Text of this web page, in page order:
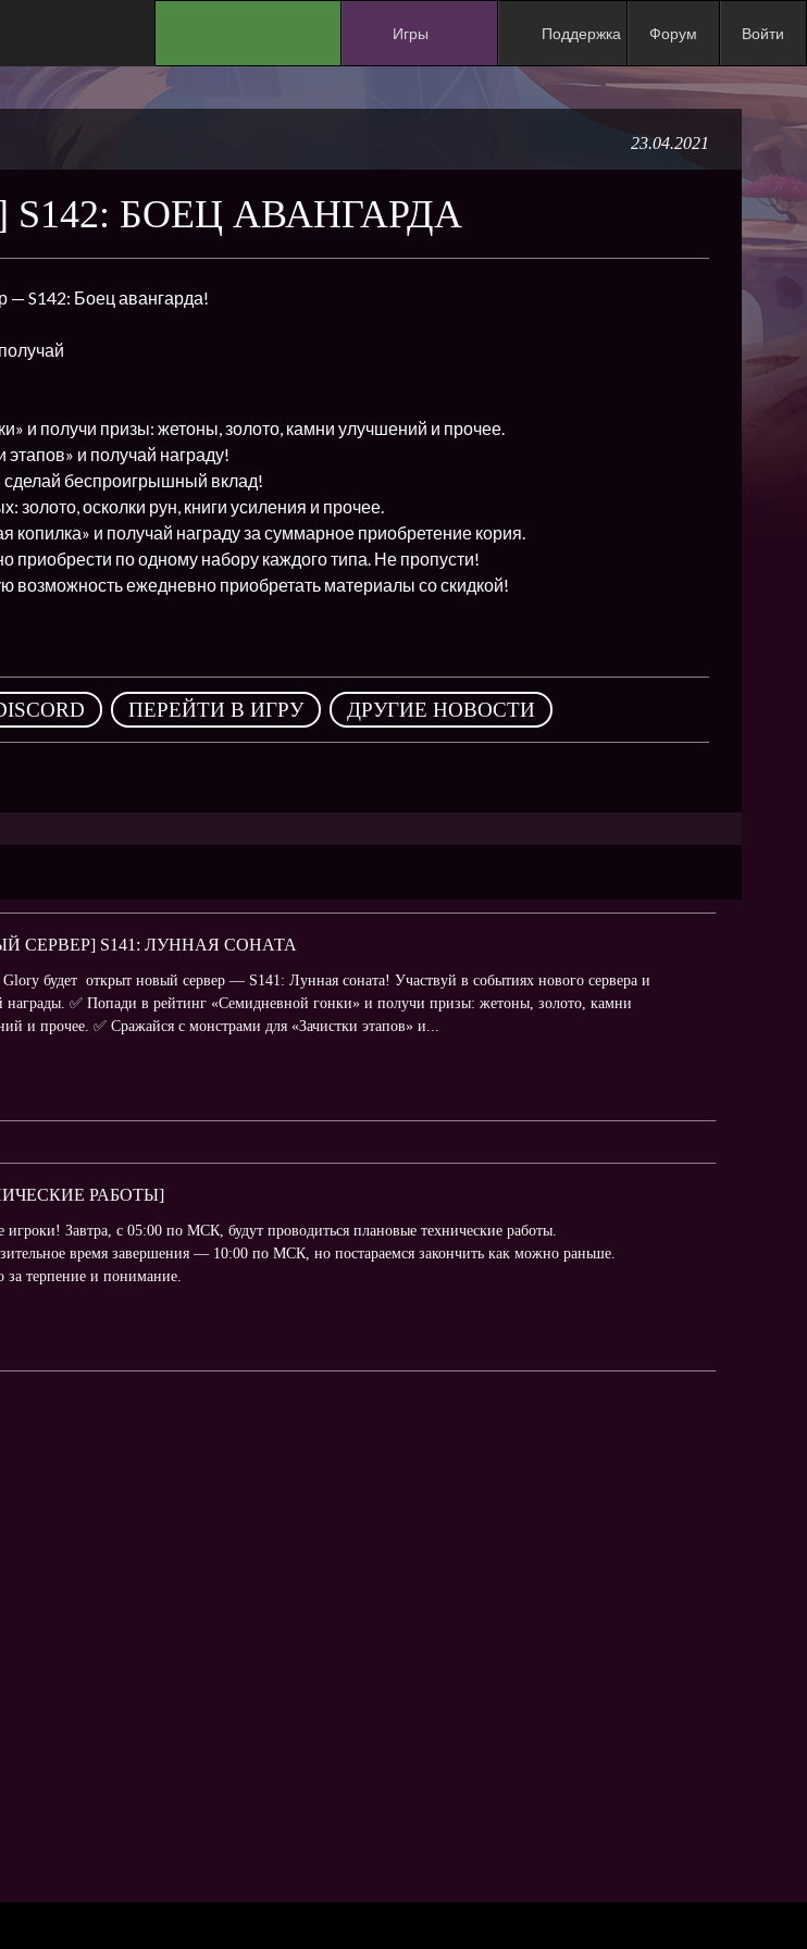
Игры
NEW
HIT
Поддержка Форум Войти
23.04.2021
БОЕЦ АВАНГАРДА
— S142: Боец авангарда!
и получи призы: жетоны, золото, камни улучшений и прочее.
и получай награду!
беспроигрышный вклад!
золото, осколки рун, книги усиления и прочее.
копилка» и получай награду за суммарное приобретение кория.
приобрести по одному набору каждого типа. Не пропусти!
возможность ежедневно приобретать материалы со скидкой!
, ПЕРЕЙТИ В ИГРУ , ДРУГИЕ НОВОСТИ
СЕРВЕР] S141: ЛУННАЯ СОНАТА
будет открыт новый сервер — S141: Лунная соната! Участвуй в событиях нового сервера и
награды. ✅ Попади в рейтинг «Семидневной гонки» и получи призы: жетоны, золото, камни
и прочее. ✅ Сражайся с монстрами для «Зачистки этапов» и...
РАБОТЫ]
игроки! Завтра, с 05:00 по МСК, будут проводиться плановые технические работы.
время завершения — 10:00 по МСК, но постараемся закончить как можно раньше.
за терпение и понимание.